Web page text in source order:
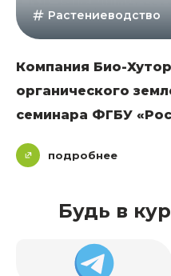
Растениеводство
Компания Био-
органического
семинара ФГБУ
подробнее
Будь в